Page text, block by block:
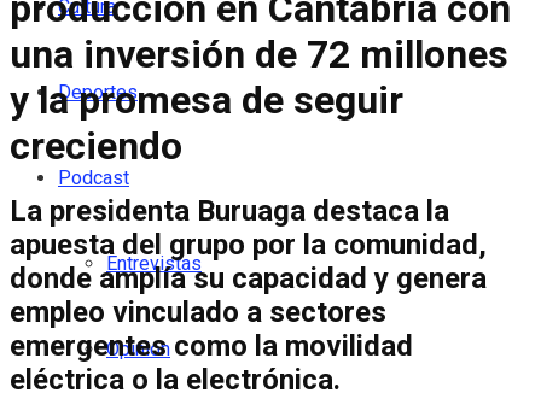
Cultura
Deportes
Podcast
Entrevistas
Opinión
una inversión de 72 millones
y la promesa de seguir
creciendo
La presidenta Buruaga destaca la
apuesta del grupo por la comunidad,
donde amplía su capacidad y genera
empleo vinculado a sectores
emergentes como la movilidad
eléctrica o la electrónica.